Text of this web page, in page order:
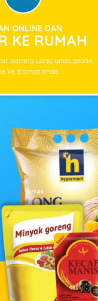
ONLINE DAN
KE RUMAH
barang yang anda pesan
ke alamat anda.